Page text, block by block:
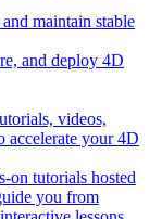
maintain stable
and deploy 4D
videos,
accelerate your 4D
on tutorials hosted
you from